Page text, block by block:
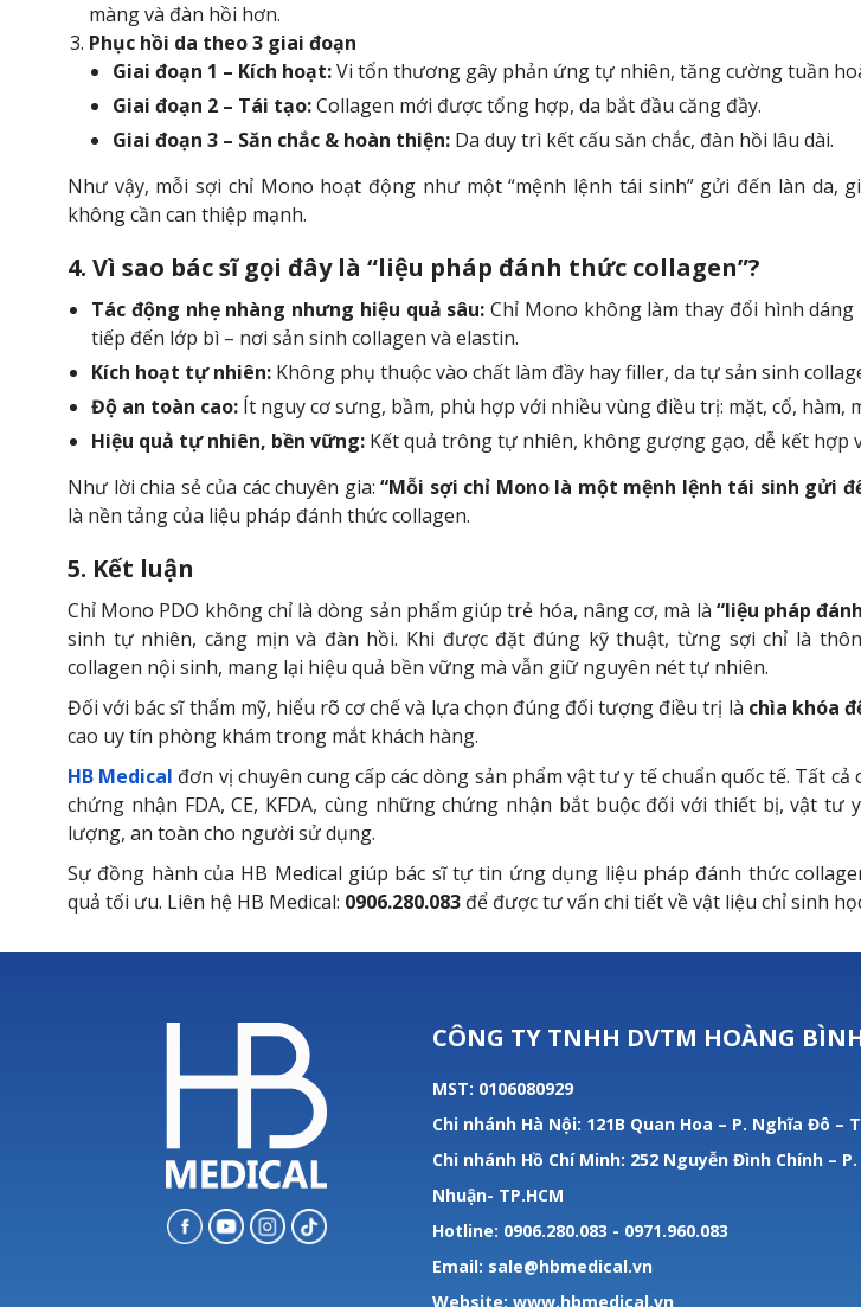
màng và đàn hồi hơn.
Phục hồi da theo 3 giai đoạn
Giai đoạn 1 – Kích hoạt:Vi tổn thương gây phản ứng tự nhiên, tăng cường tuần
Giai đoạn 2 – Tái tạo:Collagen mới được tổng hợp, da bắt đầu căng đầy.
Giai đoạn 3 – Săn chắc & hoàn thiện: Da duy trì kết cấu săn chắc, đàn hồi lâu dài.
Như vậy, mỗi sợi chỉ Mono hoạt động như một “mệnh lệnh tái sinh” gửi đến làn da,
không cần can thiệp mạnh.
4. Vì sao bác sĩ gọi đây là “liệu pháp đánh thức collagen”?
Tác động nhẹ nhàng nhưng hiệu quả sâu:Chỉ Mono không làm thay đổi hình
tiếp đến lớp bì – nơi sản sinh collagen và elastin.
Kích hoạt tự nhiên: Không phụ thuộc vào chất làm đầy hay filler, da tự sản sinh
Độ an toàn cao: Ít nguy cơ sưng, bầm, phù hợp với nhiều vùng điều trị: mặt, cổ, hàm,
Hiệu quả tự nhiên, bền vững: Kết quả trông tự nhiên, không gượng gạo, dễ kết hợp
Như lời chia sẻ của các chuyên gia:“Mỗi sợi chỉ Mono là một mệnh lệnh tái sinh gửi
là nền tảng của liệu pháp đánh thức collagen.
5. Kết luận
Chỉ Mono PDO không chỉ là dòng sản phẩm giúp trẻ hóa, nâng cơ, mà là “liệu pháp
sinh tự nhiên, căng mịn và đàn hồi. Khi được đặt đúng kỹ thuật, từng sợi chỉ là
collagen nội sinh, mang lại hiệu quả bền vững mà vẫn giữ nguyên nét tự nhiên.
Đối với bác sĩ thẩm mỹ, hiểu rõ cơ chế và lựa chọn đúng đối tượng điều trị là chìa khóa
cao uy tín phòng khám trong mắt khách hàng.
HB Medical đơn vị chuyên cung cấp các dòng sản phẩm vật tư y tế chuẩn quốc tế. Tất
chứng nhận FDA, CE, KFDA, cùng những chứng nhận bắt buộc đối với thiết bị, vật tư
lượng, an toàn cho người sử dụng.
Sự đồng hành của HB Medical giúp bác sĩ tự tin ứng dụng liệu pháp đánh thức
quả tối ưu. Liên hệ HB Medical: 0906.280.083 để được tư vấn chi tiết về vật liệu chỉ sinh
CÔNG TY TNHH DVTM HOÀNG
MST: 0106080929
Chi nhánh Hà Nội: 121B Quan Hoa – P. Nghĩa Đô –
Chi nhánh Hồ Chí Minh: 252 Nguyễn Đình Chính – P.
Nhuận- TP.HCM
Hotline: 0906.280.083 - 0971.960.083
Email: sale@hbmedical.vn
Website: www.hbmedical.vn